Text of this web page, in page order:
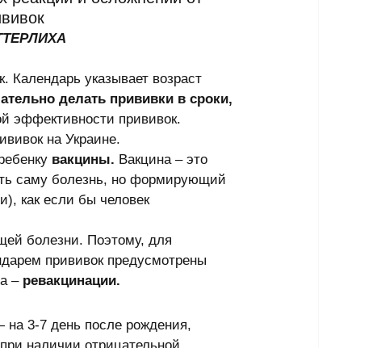
делать прививки в сроки,
эффективности прививок.
на Украине.
вакцины. Вакцина – это
саму болезнь, но формирующий
как если бы человек
болезни. Поэтому, для
прививок предусмотрены
– ревакцинации.
на 3-7 день после рождения,